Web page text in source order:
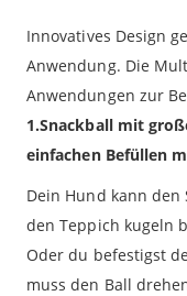
Innovatives Design
Anwendung. Die
Anwendungen zur
1.Snackball mit
einfachen Befüllen
Dein Hund kann
den Teppich kugeln
Oder du befestigst
muss den Ball